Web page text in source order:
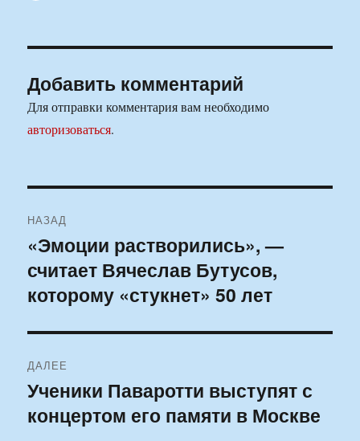
Добавить комментарий
Для отправки комментария вам необходимо
авторизоваться.
по
записям
НАЗАД
Предыдущая
запись:
«Эмоции растворились», —
считает Вячеслав Бутусов,
которому «стукнет» 50 лет
ДАЛЕЕ
Следующая
запись:
Ученики Паваротти выступят с
концертом его памяти в Москве